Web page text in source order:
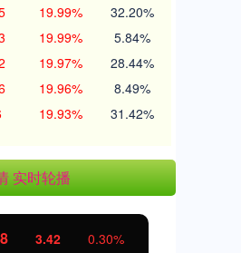
19.99% 32.20%
19.99% 5.84%
19.97% 28.44%
19.96% 8.49%
19.93% 31.42%
实时轮播
3.42 0.30%